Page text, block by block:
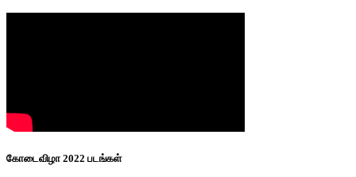
கோடைவிழா 2022 படங்கள்